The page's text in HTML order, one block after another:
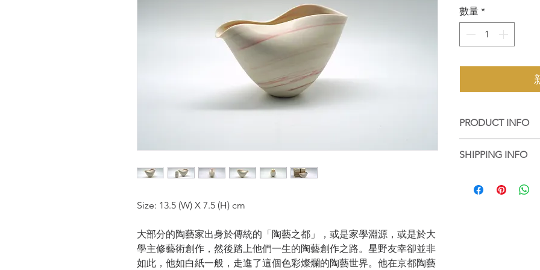
Size: 13.5 (W) X 7.5 (H) cm
大部分的陶藝家出身於傳統的「陶藝之都」，或是家學淵源，或是於大
學主修藝術創作，然後踏上他們一生的陶藝創作之路。星野友幸卻並非
如此，他如白紙一般，走進了這個色彩燦爛的陶藝世界。他在京都陶藝
數量 *
PRODUCT INFO
個都是陶藝家的心血
difference on its
by artist's great
SHIPPING INFO
品包好，並以順豐送